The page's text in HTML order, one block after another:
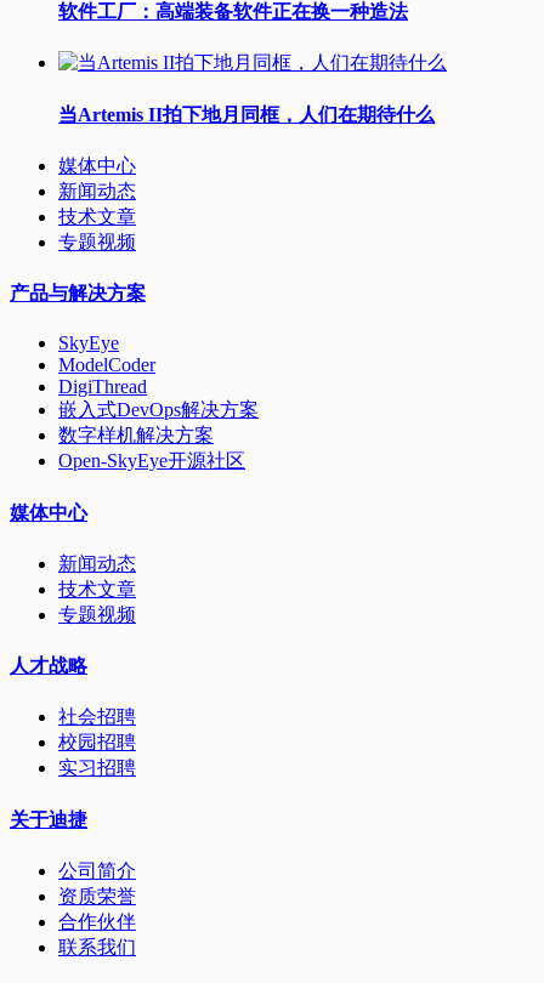
软件工厂：高端装备软件正在换一种造法
当Artemis II拍下地月同框，人们在期待什么
媒体中心
新闻动态
技术文章
专题视频
产品与解决方案
SkyEye
ModelCoder
DigiThread
嵌入式DevOps解决方案
数字样机解决方案
Open-SkyEye开源社区
媒体中心
新闻动态
技术文章
专题视频
人才战略
社会招聘
校园招聘
实习招聘
关于迪捷
公司简介
资质荣誉
合作伙伴
联系我们